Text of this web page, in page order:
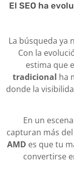
El SEO ha
La búsqueda ya
Con la
estima que
tradicional ha
donde la
En un
capturan más del
AMD es que tu
convertirse